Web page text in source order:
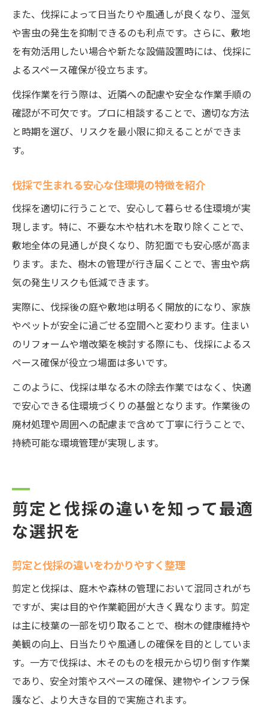
また、伐採によって日当たりや風通しが良くなり、湿気
や害虫の発生を抑制できるのも利点です。さらに、敷地
を有効活用したい場合や新たな設備設置時には、伐採に
よるスペース確保が役立ちます。
伐採作業を行う際は、近隣への配慮や安全な作業手順の
確認が不可欠です。プロに相談することで、適切な方法
と時期を選び、リスクを最小限に抑えることができま
す。
伐採で生まれる安心な住環境の特徴を紹介
伐採を適切に行うことで、安心して暮らせる住環境が実
現します。特に、不要な木や枯れ木を取り除くことで、
敷地全体の見通しが良くなり、防犯面でも安心感が高ま
ります。また、樹木の管理が行き届くことで、害虫や病
気の発生リスクも低減できます。
実際に、伐採後の庭や敷地は明るく開放的になり、家族
やペットが安全に過ごせる空間へと変わります。住まい
のリフォームや増改築を検討する際にも、伐採によるス
ペース確保が役立つ場面は多いです。
このように、伐採は単なる木の除去作業ではなく、快適
で安心できる住環境づくりの基盤となります。作業後の
廃材処理や周囲への配慮まで含めて丁寧に行うことで、
持続可能な環境管理が実現します。
剪定と伐採の違いを知って最適
な選択を
剪定と伐採の違いをわかりやすく整理
剪定と伐採は、庭木や森林の管理において混同されがち
ですが、実は目的や作業範囲が大きく異なります。剪定
は主に枝葉の一部を切り取ることで、樹木の健康維持や
美観の向上、日当たりや風通しの確保を目的としていま
す。一方で伐採は、木そのものを根元から切り倒す作業
であり、安全対策やスペースの確保、建物やインフラ保
護など、より大きな目的で実施されます。